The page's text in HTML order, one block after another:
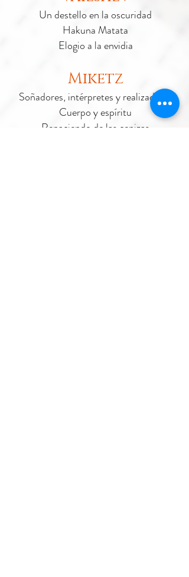
Un destello en la oscuridad
Hakuna Matata
Elogio a la envidia
Miketz
Soñadores, intérpretes y realizadores
Cuerpo y espíritu
Renaciendo de las cenizas